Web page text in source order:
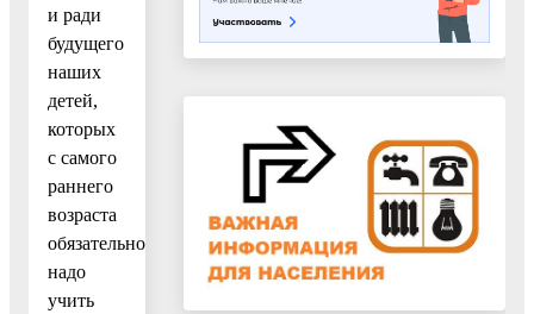
и ради
будущего
наших
детей,
которых
с самого
раннего
возраста
обязательно
надо
учить